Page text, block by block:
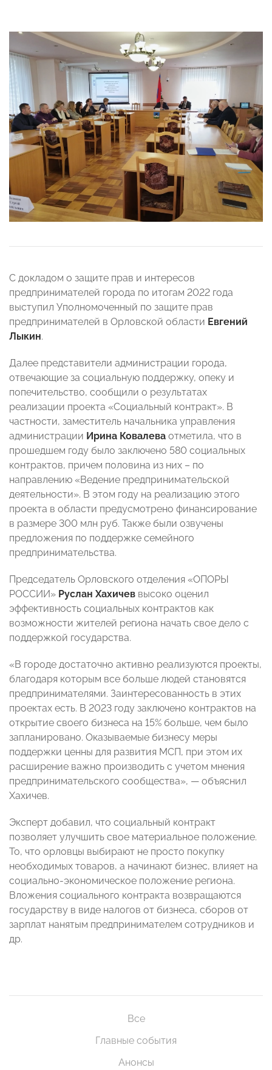
С докладом о защите прав и интересов
предпринимателей города по итогам 2022 года
выступил Уполномоченный по защите прав
предпринимателей в Орловской области Евгений
Лыкин.
Далее представители администрации города,
отвечающие за социальную поддержку, опеку и
попечительство, сообщили о результатах
реализации проекта «Социальный контракт». В
частности, заместитель начальника управления
администрации Ирина Ковалева отметила, что в
прошедшем году было заключено 580 социальных
контрактов, причем половина из них – по
направлению «Ведение предпринимательской
деятельности». В этом году на реализацию этого
проекта в области предусмотрено финансирование
в размере 300 млн руб. Также были озвучены
предложения по поддержке семейного
предпринимательства.
Председатель Орловского отделения «ОПОРЫ
РОССИИ» Руслан Хахичев высоко оценил
эффективность социальных контрактов как
возможности жителей региона начать свое дело с
поддержкой государства.
«В городе достаточно активно реализуются проекты,
благодаря которым все больше людей становятся
предпринимателями. Заинтересованность в этих
проектах есть. В 2023 году заключено контрактов на
открытие своего бизнеса на 15% больше, чем было
запланировано. Оказываемые бизнесу меры
поддержки ценны для развития МСП, при этом их
расширение важно производить с учетом мнения
предпринимательского сообщества», — объяснил
Хахичев.
Эксперт добавил, что социальный контракт
позволяет улучшить свое материальное положение.
То, что орловцы выбирают не просто покупку
необходимых товаров, а начинают бизнес, влияет на
социально-экономическое положение региона.
Вложения социального контракта возвращаются
государству в виде налогов от бизнеса, сборов от
зарплат нанятым предпринимателем сотрудников и
др.
Все
Главные события
Анонсы